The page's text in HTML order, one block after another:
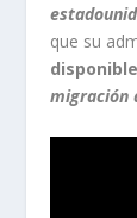
que su
migración